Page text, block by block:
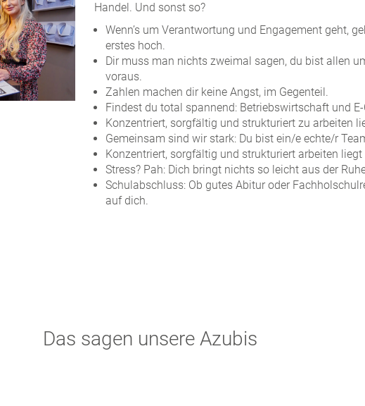
Handel. Und sonst so?
Wenn’s um Verantwortung und Engagement geht,
erstes hoch.
Dir muss man nichts zweimal sagen, du bist allen
voraus.
Zahlen machen dir keine Angst, im Gegenteil.
Findest du total spannend: Betriebswirtschaft und
Konzentriert, sorgfältig und strukturiert zu arbeiten
Gemeinsam sind wir stark: Du bist ein/e echte/r
Konzentriert, sorgfältig und strukturiert arbeiten
Stress? Pah: Dich bringt nichts so leicht aus der
Schulabschluss: Ob gutes Abitur oder
auf dich.
Das sagen unsere Azubis